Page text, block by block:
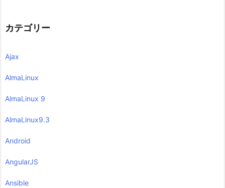
カテゴリー
Ajax
AlmaLinux
AlmaLinux 9
AlmaLinux9.3
Android
AngularJS
Ansible